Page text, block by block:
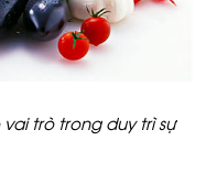
trò trong duy trì sự